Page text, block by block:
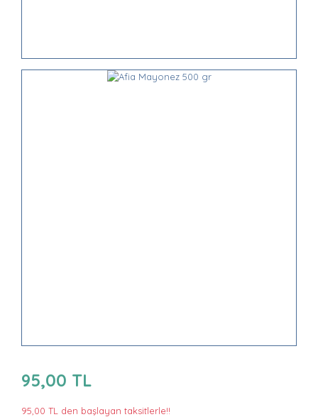
95,00 TL
95,00 TL den başlayan taksitlerle!!